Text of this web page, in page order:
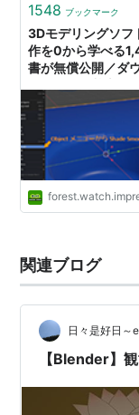
1548 ブックマーク
3Dモデリングソ
作を0から学べる
書が無償公開／ダ
ョンの作成までを
関連ブログ
日々是好日～
【Blender】